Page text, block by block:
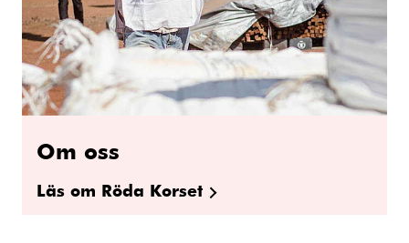
Om oss
Läs om Röda Korset